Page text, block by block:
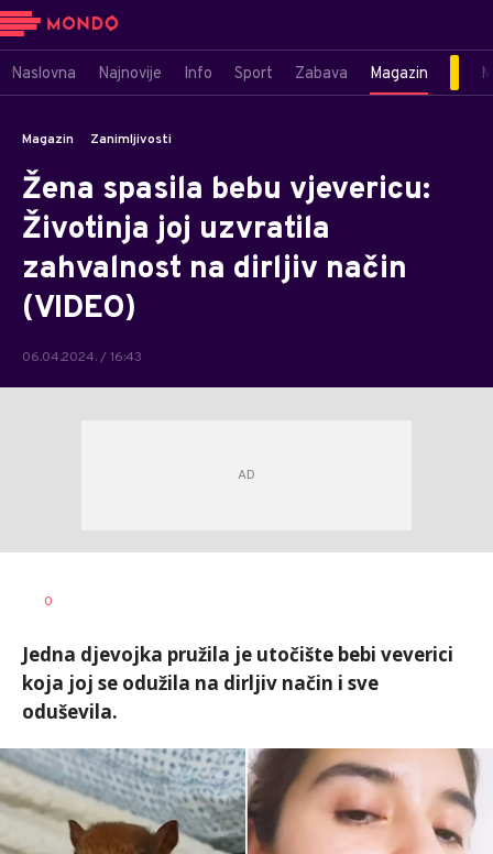
Naslovna Najnovije Info Sport Zabava Magazin
Magazin Zanimljivosti
Žena spasila bebu vjevericu:
Životinja joj uzvratila
zahvalnost na dirljiv način
(VIDEO)
06.04.2024. / 16:43
AUTOR
0
Jedna djevojka pružila je utočište bebi veverici
koja joj se odužila na dirljiv način i sve
oduševila.